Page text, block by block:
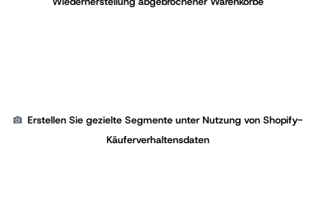
Erstellen Sie gezielte Segmente unter Nutzung von Shopify-
Käuferverhaltensdaten